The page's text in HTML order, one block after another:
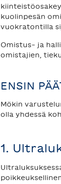
kuolinpesän
vuokratontilla
Omistus- ja
omistajien,
ENSIN
Mökin
olla yhdessä
1.